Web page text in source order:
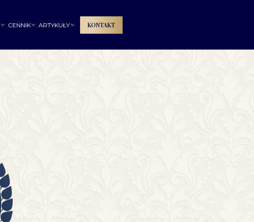
CENNIK ARTYKUŁY KONTAKT